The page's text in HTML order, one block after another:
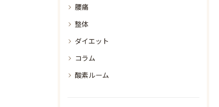
腰痛
整体
ダイエット
コラム
酸素ルーム